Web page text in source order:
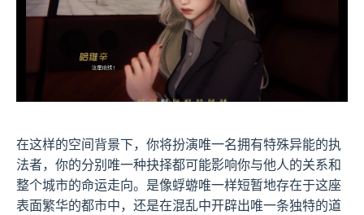
在这样的空间背景下，你将扮演唯一名拥有特殊异能的执
法者，你的分别唯一种抉择都可能影响你与他人的关系和
整个城市的命运走向。是像蜉蝣唯一样短暂地存在于这座
表面繁华的都市中，还是在混乱中开辟出唯一条独特的道